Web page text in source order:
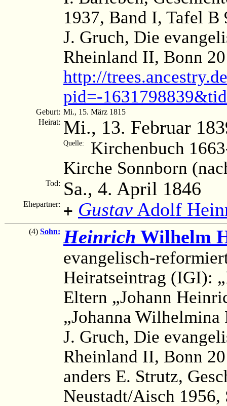
1937, Band I, Tafel B
J. Gruch, Die
Rheinland II, Bonn
http://
pid=-
Geburt: Mi., 15. März 1815
Heirat: Mi., 13. Februar
Quelle:
Kirchenbuch
Kirche Sonnborn
Tod: Sa., 4. April 1846
Ehepartner: + Gustav Adolf
(4) Sohn: Heinrich Wilhelm
evangelisch-
Heiratseintrag (IGI):
Eltern „Johann
„Johanna Wilhelmina
J. Gruch, Die
Rheinland II, Bonn
anders E. Strutz,
Neustadt/Aisch